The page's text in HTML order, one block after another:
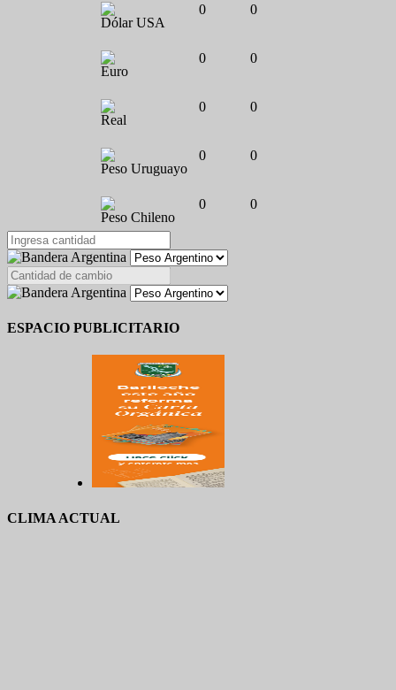
Dólar USA
0 0
Euro
0 0
Real
0 0
Peso Uruguayo
0 0
Peso Chileno
0 0
ESPACIO PUBLICITARIO
CLIMA ACTUAL